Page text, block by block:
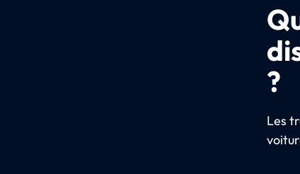
?
Les